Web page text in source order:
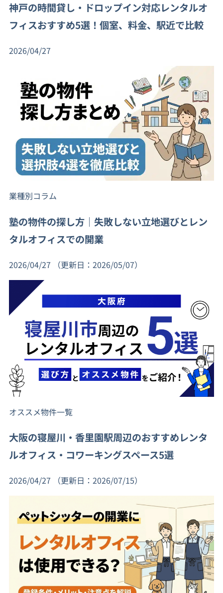
神戸の時間貸し・ドロップイン対応レンタルオ
フィスおすすめ5選！個室、料金、駅近で比較
2026/04/27
業種別コラム
塾の物件の探し方｜失敗しない立地選びとレン
タルオフィスでの開業
2026/04/27 （更新日：2026/05/07）
オススメ物件一覧
大阪の寝屋川・香里園駅周辺のおすすめレンタ
ルオフィス・コワーキングスペース5選
2026/04/27 （更新日：2026/07/15）